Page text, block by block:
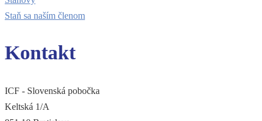
Staň sa naším členom
Kontakt
ICF - Slovenská pobočka
Keltská 1/A